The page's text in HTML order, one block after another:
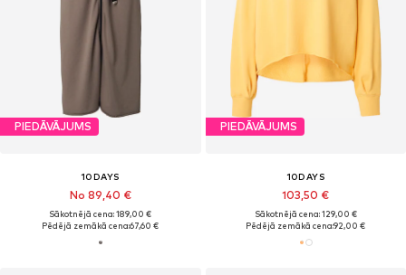
PIEDĀVĀJUMS
10DAYS
No 89,40 €
Sākotnējā cena: 189,00 €
Pēdējā zemākā cena:67,60 €
PIEDĀVĀJUMS
10DAYS
103,50 €
Sākotnējā cena: 129,00 €
Pēdējā zemākā cena:92,00 €